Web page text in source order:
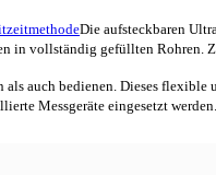
Die aufsteckbaren
in vollständig gefüllten Rohren.
auch bedienen. Dieses
Messgeräte eingesetzt werden.